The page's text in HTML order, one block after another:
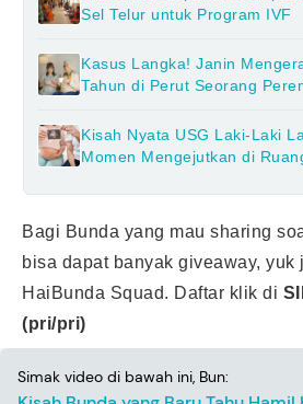
Sel Telur untuk Program IVF
Kasus Langka! Janin
Tahun di Perut Seorang
Kisah Nyata USG Laki-Laki
Momen Mengejutkan di
Bagi Bunda yang mau sharing
bisa dapat banyak giveaway, yuk
HaiBunda Squad. Daftar klik di
(pri/pri)
Simak video di bawah ini, Bun: